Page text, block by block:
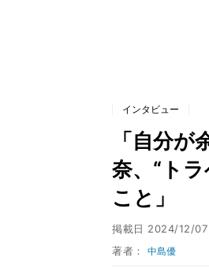
インタビュー
「自分
奈、“ト
こと」
掲載日 2024/12/
著者：中島優